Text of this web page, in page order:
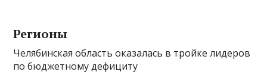
Регионы
Челябинская область оказалась в тройке лидеров
по бюджетному дефициту